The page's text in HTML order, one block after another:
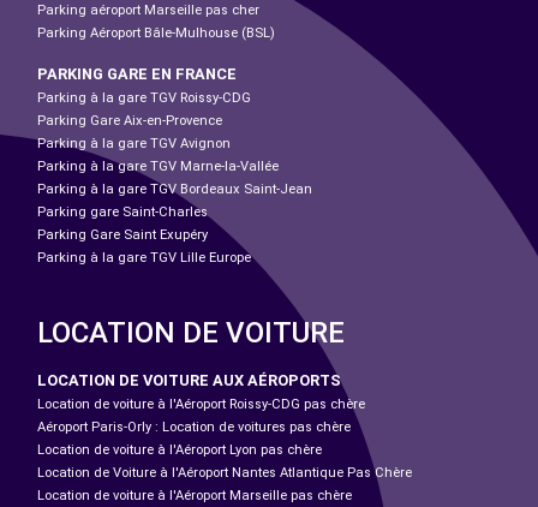
Parking aéroport Marseille pas cher
Parking Aéroport Bâle-Mulhouse (BSL)
PARKING GARE EN FRANCE
Parking à la gare TGV Roissy-CDG
Parking Gare Aix-en-Provence
Parking à la gare TGV Avignon
Parking à la gare TGV Marne-la-Vallée
Parking à la gare TGV Bordeaux Saint-Jean
Parking gare Saint-Charles
Parking Gare Saint Exupéry
Parking à la gare TGV Lille Europe
LOCATION DE VOITURE
LOCATION DE VOITURE AUX AÉROPORTS
Location de voiture à l'Aéroport Roissy-CDG pas chère
Aéroport Paris-Orly : Location de voitures pas chère
Location de voiture à l'Aéroport Lyon pas chère
Location de Voiture à l'Aéroport Nantes Atlantique Pas Chère
Location de voiture à l'Aéroport Marseille pas chère